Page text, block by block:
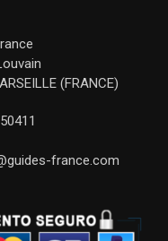
(FRANCE)
france.com